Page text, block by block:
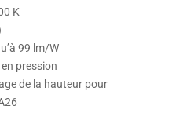
K
99 lm/W
pression
de la hauteur pour